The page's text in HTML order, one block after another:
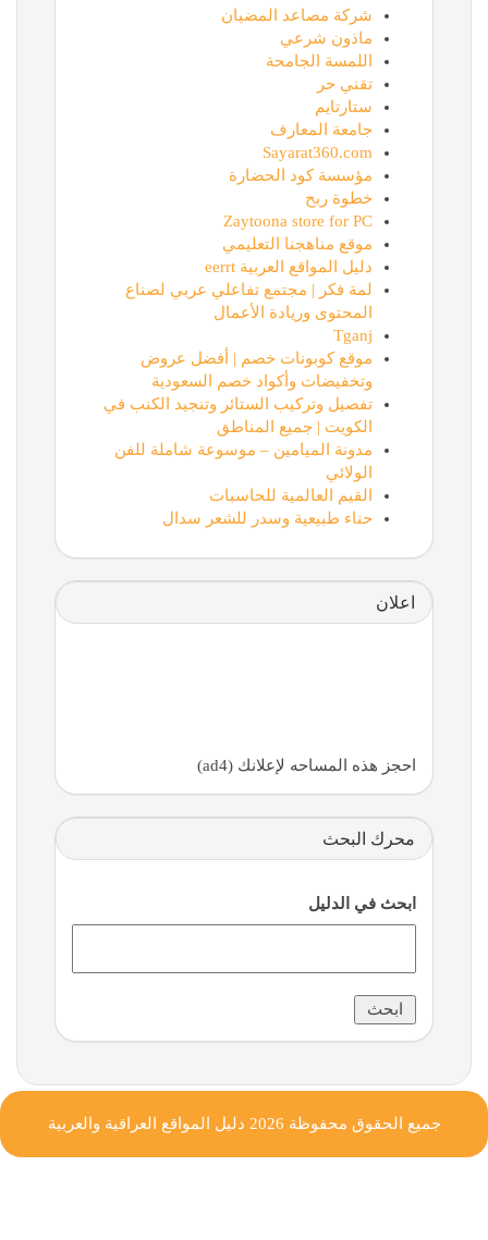
شركة مصاعد المضيان
ماذون شرعي
اللمسة الجامحة
تقني حر
ستارتايم
جامعة المعارف
Sayarat360.com
مؤسسة كود الحضارة
خطوة ربح
Zaytoona store for PC
موقع مناهجنا التعليمي
دليل المواقع العربية eerrt
لمة فكر | مجتمع تفاعلي عربي لصناع
المحتوى وريادة الأعمال
Tganj
موقع كوبونات خصم | أفضل عروض
وتخفيضات وأكواد خصم السعودية
تفصيل وتركيب الستائر وتنجيد الكنب في
الكويت | جميع المناطق
مدونة الميامين – موسوعة شاملة للفن
الولائي
القيم العالمية للحاسبات
حناء طبيعية وسدر للشعر سدال
اعلان
احجز هذه المساحه لإعلانك (ad4)
محرك البحث
ابحث في الدليل
جميع الحقوق محفوظة 2026 دليل المواقع العراقية والعربية